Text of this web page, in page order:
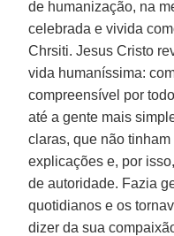
de humanização, na
celebrada e vivida
Chrsiti. Jesus Cristo
vida humaníssima:
compreensível por
até a gente mais
claras, que não
explicações e, por
de autoridade. Fazia
quotidianos e os
dizer da sua